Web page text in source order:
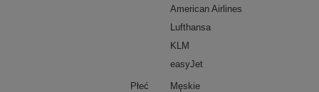
American Airlines
Lufthansa
KLM
easyJet
Płeć Męskie